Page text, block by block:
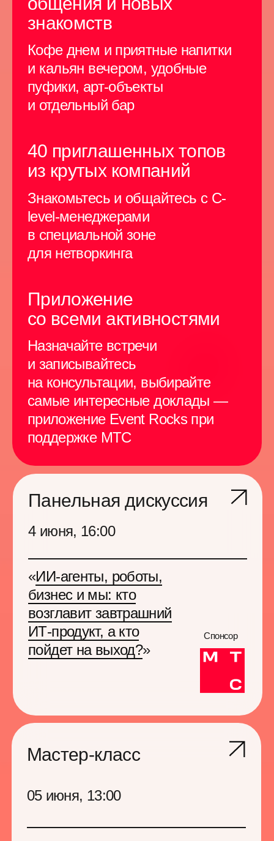
Один неверный ход —
один очень хороший
шот. Шахматы для тех,
4 июня, 18:30
Зал Лонг Холл
04 июня, 19:30
Вечер у костра
тусовке: с нас —
крутые активности,
напитки и закуски,
с вас — готовность
общаться
и веселиться
Вечеринка
4 июня с 18:30 до 22:00
Музыка от диджеев, вкусная еда,
уютная веранда и все, чтобы
полезные знакомства или просто
лучше узнать друг друга.